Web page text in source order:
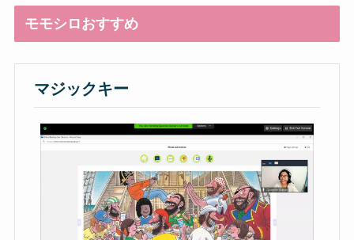
モモシロおすすめ
マジックキー